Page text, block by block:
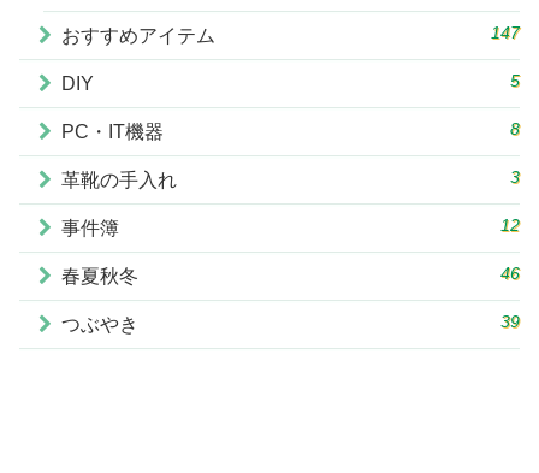
おすすめアイテム 147
DIY 5
PC・IT機器 8
革靴の手入れ 3
事件簿 12
春夏秋冬 46
つぶやき 39